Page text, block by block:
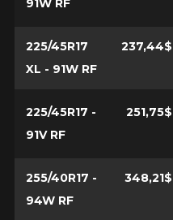
91W RF
225/45R17
XL - 91W RF
237,44$
225/45R17 -
91V RF
251,75$
255/40R17 -
94W RF
348,21$
KM parcourus